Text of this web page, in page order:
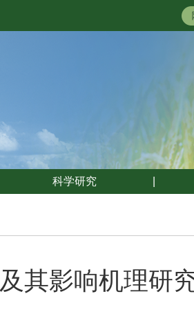
科学研究
其影响机理研